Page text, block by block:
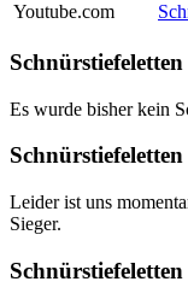
Youtube.com
Schnürstiefeletten
Es wurde bisher kein
Leider ist uns
Sieger.